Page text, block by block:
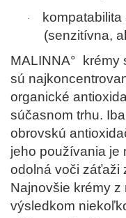
·
(senzitívna,
MALINNA° krémy
sú
organické
súčasnom trhu.
obrovskú
jeho používania je
odolná voči záťaži
Najnovšie krémy z
výsledkom